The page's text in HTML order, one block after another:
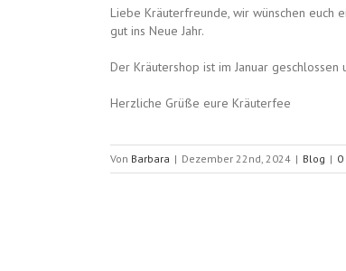
Liebe Kräuterfreunde, wir wünschen euch
gut ins Neue Jahr.
Der Kräutershop ist im Januar
Herzliche Grüße eure Kräuterfee
Von Barbara | Dezember 22nd, 2024 | Blog | 0